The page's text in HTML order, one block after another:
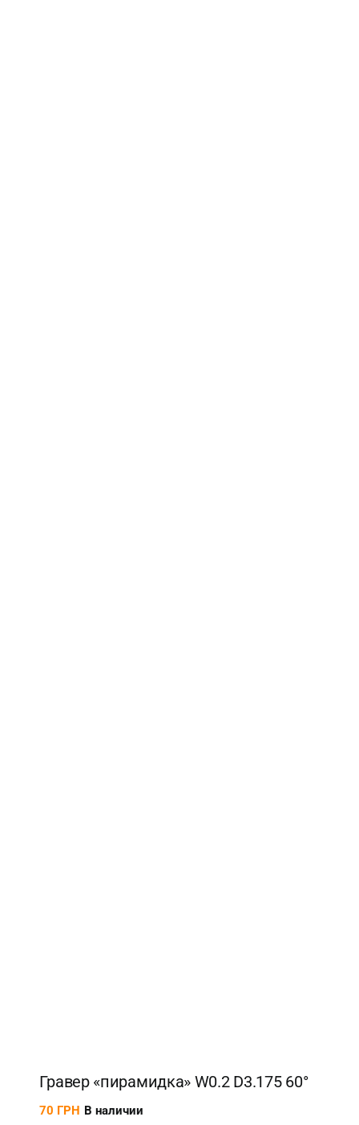
Гравер «пирамидка» W0.2 D3.175 60°
70 ГРН В наличии